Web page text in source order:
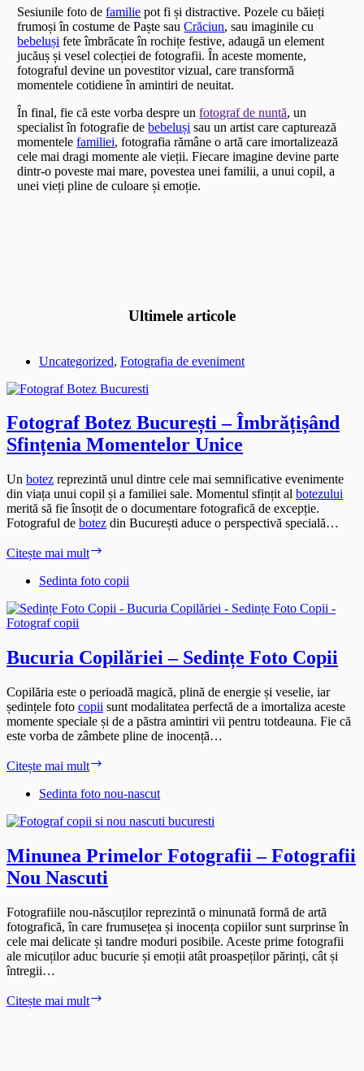
Sesiunile foto defamilie pot fi și distractive. Pozele cu băieți
frumoși în costume de Paște sauCrăciun, sau imaginile cu
bebeluși fete îmbrăcate în rochițe festive, adaugă un element
jucăuș și vesel colecției de fotografii. În aceste momente,
fotograful devine un povestitor vizual, care transformă
momentele cotidiene în amintiri de neuitat.
În final, fie că este vorba despre unfotograf de nuntă, un
specialist în fotografie debebeluși sau un artist care capturează
momentelefamiliei, fotografia rămâne o artă care imortalizează
cele mai dragi momente ale vieții. Fiecare imagine devine parte
dintr-o poveste mai mare, povestea unei familii, a unui copil, a
unei vieți pline de culoare și emoție.
Ultimele articole
Uncategorized, Fotografia de eveniment
Fotograf Botez București – Îmbrățișând
Sfințenia Momentelor Unice
Un botez reprezintă unul dintre cele mai semnificative evenimente
din viața unui copil și a familiei sale. Momentul sfințit al botezului
merită să fie însoțit de o documentare fotografică de excepție.
Fotograful de botez din București aduce o perspectivă specială…
Citește mai mult
București
Îmbrățișând
Unice
Sedinta foto copii
Bucuria Copilăriei – Sedințe Foto Copii
Copilăria este o perioadă magică, plină de energie și veselie, iar
ședințele foto copii sunt modalitatea perfectă de a imortaliza aceste
momente speciale și de a păstra amintiri vii pentru totdeauna. Fie că
este vorba de zâmbete pline de inocență…
Citește mai mult
–
Foto
Sedinta foto nou-nascut
Minunea Primelor Fotografii – Fotografii
Nou Nascuti
Fotografiile nou-născuților reprezintă o minunată formă de artă
fotografică, în care frumusețea și inocența copiilor sunt surprinse în
cele mai delicate și tandre moduri posibile. Aceste prime fotografii
ale micuților aduc bucurie și emoții atât proaspeților părinți, cât și
întregii…
Citește mai mult